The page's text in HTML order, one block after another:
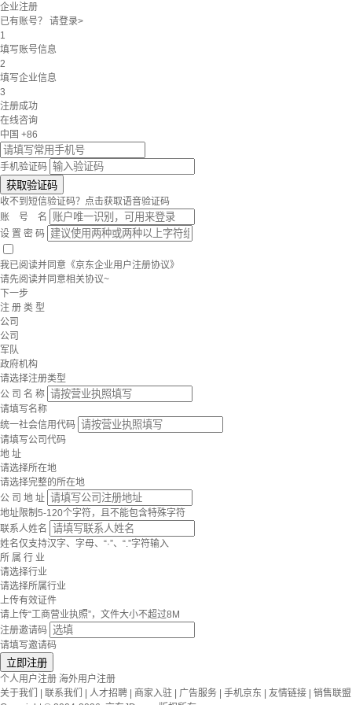
企业注册
已有账号？ 请登录>
1
填写账号信息
2
填写企业信息
3
注册成功
在线咨询
中国 +86
手机验证码
获取验证码
收不到短信验证码？点击获取语音验证码
账 号 名
设 置 密 码
我已阅读并同意 《京东企业用户注册协议》
请先阅读并同意相关协议~
下一步
注 册 类 型
公司
公司
军队
政府机构
请选择注册类型
公 司 名 称
请填写名称
统一社会信用代码
请填写公司代码
地 址
请选择所在地
请选择完整的所在地
公 司 地 址
地址限制5-120个字符，且不能包含特殊字符
联系人姓名
姓名仅支持汉字、字母、“·”、“.”字符输入
所 属 行 业
请选择行业
请选择所属行业
上传有效证件
请上传“工商营业执照”，文件大小不超过8M
注册邀请码
请填写邀请码
立即注册
个人用户注册 海外用户注册
关于我们
联系我们 人才招聘 商家入驻 广告服务 手机京东 友情链接
销售联